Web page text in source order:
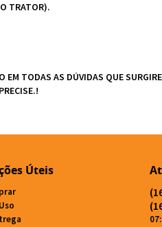
TRATOR).
TODAS AS DÚVIDAS QUE
Úteis